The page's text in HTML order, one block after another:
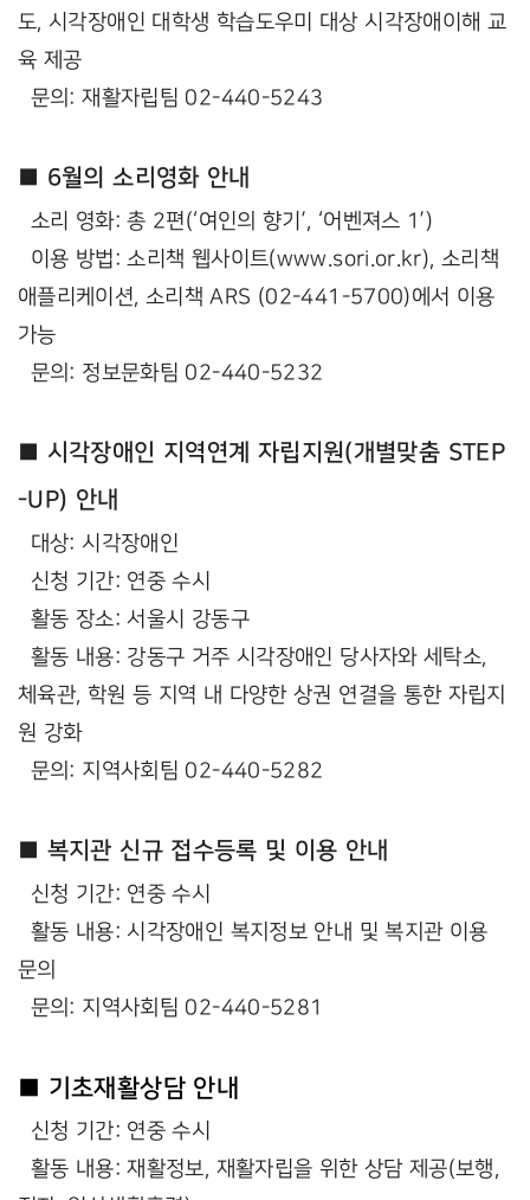
도, 시각장애인 대학생 학습도우미 대상 시각장애이해 교
육 제공
문의: 재활자립팀 02-440-5243
■ 6월의 소리영화 안내
소리 영화: 총 2편(‘여인의 향기’, ‘어벤져스 1’)
이용 방법: 소리책 웹사이트(www.sori.or.kr), 소리책
애플리케이션, 소리책 ARS (02-441-5700)에서 이용
가능
문의: 정보문화팀 02-440-5232
■ 시각장애인 지역연계 자립지원(개별맞춤 STEP
-UP) 안내
대상: 시각장애인
신청 기간: 연중 수시
활동 장소: 서울시 강동구
활동 내용: 강동구 거주 시각장애인 당사자와 세탁소,
체육관, 학원 등 지역 내 다양한 상권 연결을 통한 자립지
원 강화
문의: 지역사회팀 02-440-5282
■ 복지관 신규 접수등록 및 이용 안내
신청 기간: 연중 수시
활동 내용: 시각장애인 복지정보 안내 및 복지관 이용
문의
문의: 지역사회팀 02-440-5281
■ 기초재활상담 안내
신청 기간: 연중 수시
활동 내용: 재활정보, 재활자립을 위한 상담 제공(보행,